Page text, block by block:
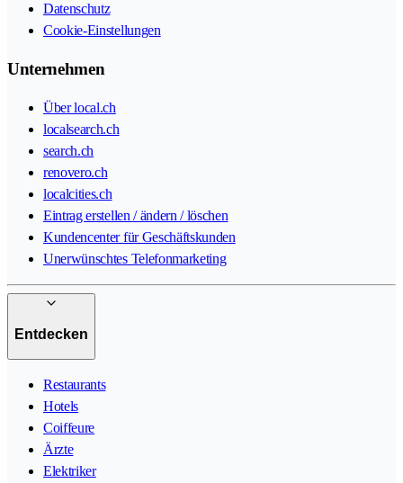
Datenschutz
Cookie-Einstellungen
Unternehmen
Über local.ch
localsearch.ch
search.ch
renovero.ch
localcities.ch
Eintrag erstellen / ändern / löschen
Kundencenter für Geschäftskunden
Unerwünschtes Telefonmarketing
Entdecken
Restaurants
Hotels
Coiffeure
Ärzte
Elektriker